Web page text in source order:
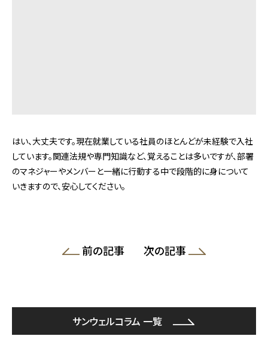
はい、大丈夫です。現在就業している社員のほとんどが未経験で入社
しています。関連法規や専門知識など、覚えることは多いですが、部署
のマネジャーやメンバーと一緒に行動する中で段階的に身について
いきますので、安心してください。
前の記事 次の記事
サンウェルコラム 一覧